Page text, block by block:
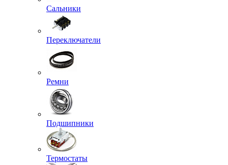
Сальники
Переключатели
Ремни
Подшипники
Термостаты